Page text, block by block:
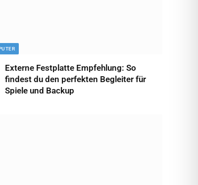
Externe Festplatte Empfehlung: So
findest du den perfekten Begleiter für
Spiele und Backup